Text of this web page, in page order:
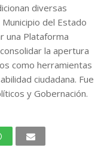
diversas
del Estado
una Plataforma
la apertura
como herramientas
ciudadana. Fue
y Gobernación.